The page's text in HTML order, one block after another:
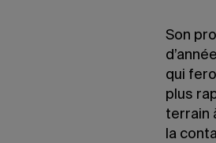
Son
qui
plus
terrain
la